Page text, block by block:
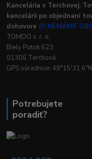
Kancelária v Terchovej:
kancelárii po objednaní
dohovore (!!! NEMÁME
TOMDO s. r. o.
Biely Potok 623
01306 Terchová
GPS súradnice:
Potrebujete
poradiť?